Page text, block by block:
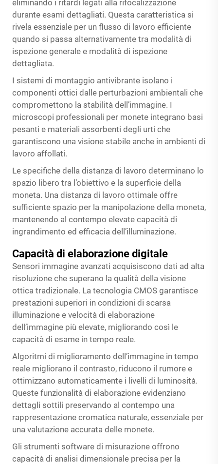
eliminando i ritardi legati alla rifocalizzazione
durante esami dettagliati. Questa caratteristica si
rivela essenziale per un flusso di lavoro efficiente
quando si passa alternativamente tra modalità di
ispezione generale e modalità di ispezione
dettagliata.
I sistemi di montaggio antivibrante isolano i
componenti ottici dalle perturbazioni ambientali che
compromettono la stabilità dell’immagine. I
microscopi professionali per monete integrano basi
pesanti e materiali assorbenti degli urti che
garantiscono una visione stabile anche in ambienti di
lavoro affollati.
Le specifiche della distanza di lavoro determinano lo
spazio libero tra l’obiettivo e la superficie della
moneta. Una distanza di lavoro ottimale offre
sufficiente spazio per la manipolazione della moneta,
mantenendo al contempo elevate capacità di
ingrandimento ed efficacia dell’illuminazione.
Capacità di elaborazione digitale
Sensori immagine avanzati acquisiscono dati ad alta
risoluzione che superano la qualità della visione
ottica tradizionale. La tecnologia CMOS garantisce
prestazioni superiori in condizioni di scarsa
illuminazione e velocità di elaborazione
dell’immagine più elevate, migliorando così le
capacità di esame in tempo reale.
Algoritmi di miglioramento dell’immagine in tempo
reale migliorano il contrasto, riducono il rumore e
ottimizzano automaticamente i livelli di luminosità.
Queste funzionalità di elaborazione evidenziano
dettagli sottili preservando al contempo una
rappresentazione cromatica naturale, essenziale per
una valutazione accurata delle monete.
Gli strumenti software di misurazione offrono
capacità di analisi dimensionale precisa per la